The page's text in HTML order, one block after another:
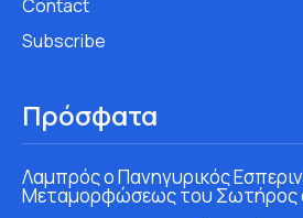
Contact
Subscribe
Πρόσφατα
Λαμπρός ο Πανηγυρικός
Μεταμορφώσεως του Σωτήρος